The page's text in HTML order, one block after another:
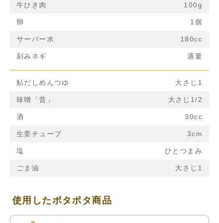
牛ひき肉 100g
卵 1個
サーバー水 180cc
刻みネギ 適量
鮎だしめんつゆ 大さじ1
味噌「昔」 大さじ1/2
酒 30cc
生姜チューブ 3cm
塩 ひとつまみ
ごま油 大さじ1
使用したポタポタ商品